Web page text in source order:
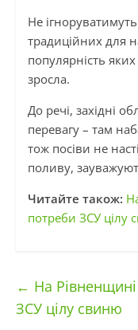
Не
традиційних для
популярність
зросла.
До речі, західні
перевагу – там
тож посіви не
поливу,
Читайте також:
потреби ЗСУ цілу
← На
ЗСУ цілу свиню